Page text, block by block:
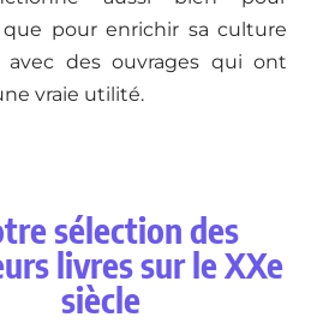
que pour enrichir sa culture
avec des ouvrages qui ont
vraie utilité.
sélection des
livres sur le XXe
siècle